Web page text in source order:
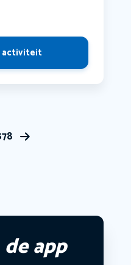
activiteit
de app